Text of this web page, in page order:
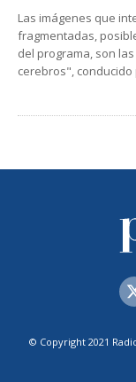
Las imágenes que
fragmentadas,
del programa, son
cerebros",
© Copyright 2021